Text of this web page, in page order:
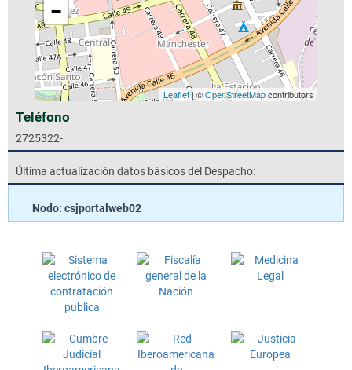
−
Leaflet| ©OpenStreetMapcontributors
Teléfono
2725322-
Última actualización datos básicos del Despacho:
Nodo: csjportalweb02